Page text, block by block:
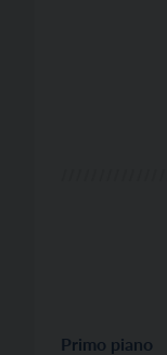
Primo piano